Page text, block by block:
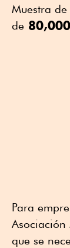
Muestra
de
Para
Asociación
que se